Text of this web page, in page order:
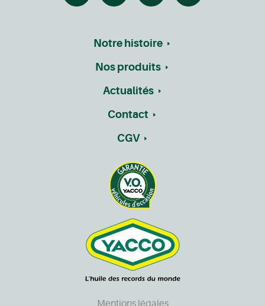
Notre histoire
Nos produits
Actualités
Contact
CGV
Mentions légales